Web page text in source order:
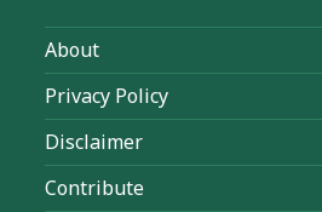
About
Privacy Policy
Disclaimer
Contribute